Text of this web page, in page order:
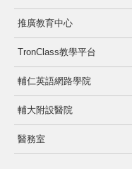
推廣教育中心
TronClass教學平台
輔仁英語網路學院
輔大附設醫院
醫務室